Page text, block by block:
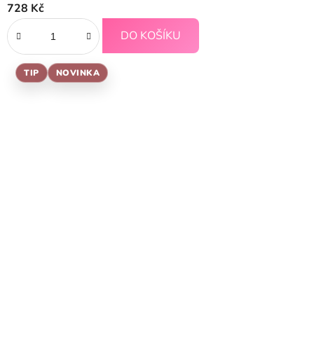
728 Kč
DO KOŠÍKU
TIP NOVINKA